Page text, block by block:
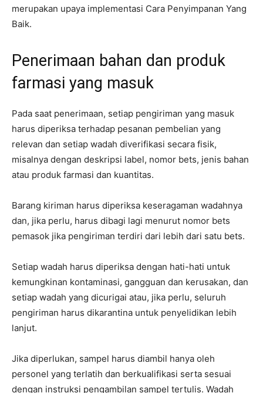
merupakan upaya implementasi Cara Penyimpanan Yang
Baik.
Penerimaan bahan dan produk
farmasi yang masuk
Pada saat penerimaan, setiap pengiriman yang masuk
harus diperiksa terhadap pesanan pembelian yang
relevan dan setiap wadah diverifikasi secara fisik,
misalnya dengan deskripsi label, nomor bets, jenis bahan
atau produk farmasi dan kuantitas.
Barang kiriman harus diperiksa keseragaman wadahnya
dan, jika perlu, harus dibagi lagi menurut nomor bets
pemasok jika pengiriman terdiri dari lebih dari satu bets.
Setiap wadah harus diperiksa dengan hati-hati untuk
kemungkinan kontaminasi, gangguan dan kerusakan, dan
setiap wadah yang dicurigai atau, jika perlu, seluruh
pengiriman harus dikarantina untuk penyelidikan lebih
lanjut.
Jika diperlukan, sampel harus diambil hanya oleh
personel yang terlatih dan berkualifikasi serta sesuai
dengan instruksi pengambilan sampel tertulis. Wadah